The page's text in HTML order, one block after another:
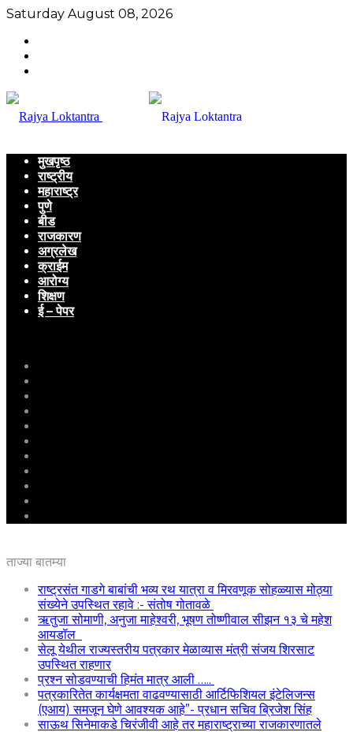
Saturday August 08, 2026
मुखपृष्ठ
राष्ट्रीय
महाराष्ट्र
पुणे
बीड
राजकारण
अग्रलेख
क्राईम
आरोग्य
शिक्षण
ई – पेपर
ताज्या बातम्या
राष्ट्रसंत गाडगे बाबांची भव्य रथ यात्रा व मिरवणूक सोहळ्यास मोठ्या
संख्येने उपस्थित रहावे :- संतोष गोतावळे
ऋतुजा सोमाणी, अनुजा माहेश्वरी, भूषण तोष्णीवाल सीझन १३ चे महेश
आयडॉल
सेलू येथील राज्यस्तरीय पत्रकार मेळाव्यास मंत्री संजय शिरसाट
उपस्थित राहणार
प्रश्न सोडवण्याची हिमंत मात्र आली …..
पत्रकारितेत कार्यक्षमता वाढवण्यासाठी आर्टिफिशियल इंटेलिजन्स
(एआय) समजून घेणे आवश्यक आहे”- प्रधान सचिव ब्रिजेश सिंह
साऊथ सिनेमाकडे चिरंजीवी आहे तर महाराष्ट्राच्या राजकारणातले